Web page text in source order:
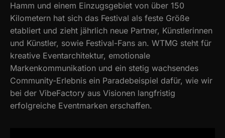
Hamm und einem Einzugsgebiet von über 150
Kilometern hat sich das Festival als feste Größe
etabliert und zieht jährlich neue Partner, Künstlerinnen
und Künstler, sowie Festival-Fans an. WTMG steht für
kreative Eventarchitektur, emotionale
Markenkommunikation und ein stetig wachsendes
Community-Erlebnis ein Paradebeispiel dafür, wie wir
bei der VibeFactory aus Visionen langfristig
erfolgreiche Eventmarken erschaffen.